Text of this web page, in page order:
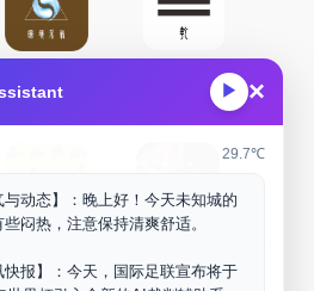
▶ ×
29.7℃
与动态】：晚上好！今天未知城的
闷热，注意保持清爽舒适。
快报】：今天，国际足联宣布将于
鼐龙实验室